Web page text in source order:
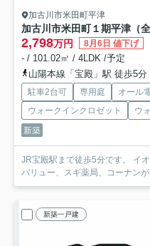
加古川市米田町平津
加古川市米田町１期平津（
2,798万円 8月6日 値下げ
- / 101.02㎡ / 4LDK /予定
山陽本線「宝殿」駅 徒歩5分
駐車2台可 専用庭 オール
ウォークインクロゼット
ウ
新築
JR宝殿駅まで徒歩5分です。 イ
バリュー、スギ薬局、コーナン
新築一戸建